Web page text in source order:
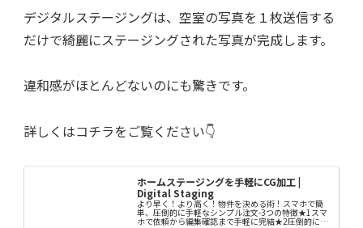
デジタルステージングは、 空室の写真を１枚送信する
だけで綺麗にステージングされた写真が完成します。
違和感がほとんどないのにも驚きです。
詳しくはコチラをご覧ください👇
ホームステージングを手軽にCG加工 |
Digital Staging
より早く！より高く！物件を決める術！スマホで簡
単、圧倒的に手軽なシンプル注文-3つの特徴★1スマ
ホで依頼から編集確認まで手軽に完結★2圧倒的に早